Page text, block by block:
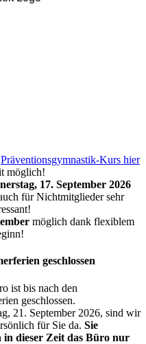
Präventionsgymnastik-Kurs hier
möglich!
17. September 2026
für Nichtmitglieder sehr
möglich dank flexiblem
geschlossen
ist bis nach den
geschlossen.
21. September 2026, sind wir
für Sie da. Sie
in dieser Zeit das Büro nur